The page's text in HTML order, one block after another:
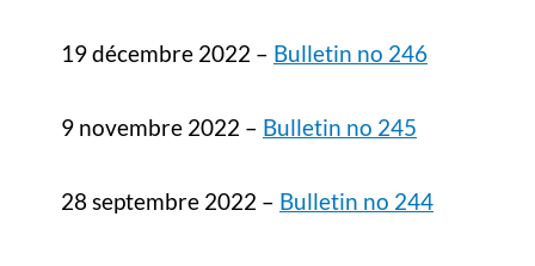
19 décembre 2022 – Bulletin no 246
9 novembre 2022 – Bulletin no 245
28 septembre 2022 – Bulletin no 244